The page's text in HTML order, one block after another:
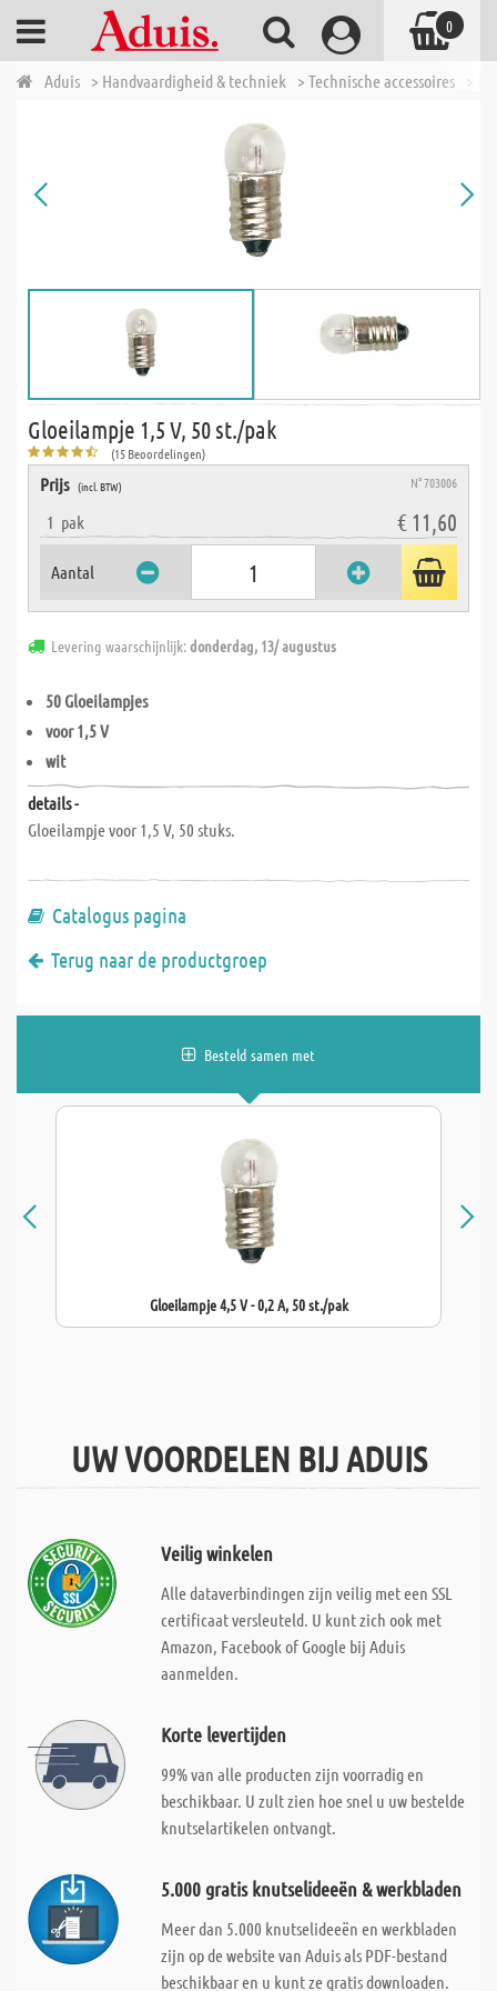
Aduis > Handvaardigheid & techniek > Technische accessoires >
Gloeilampje 1,5 V, 50 st./pak
(15 Beoordelingen)
Prijs (incl. BTW) N° 703006
1 pak € 11,60
Aantal
Levering waarschijnlijk:donderdag, 13/ augustus
50 Gloeilampjes
voor 1,5 V
wit
details -
Gloeilampje voor 1,5 V, 50 stuks.
Catalogus pagina
Terug naar de productgroep
Besteld samen met
Gloeilampje 4,5 V - 0,2 A, 50 st./pak
UW VOORDELEN BIJ ADUIS
Veilig winkelen
Alle dataverbindingen zijn veilig met een SSL
certificaat versleuteld. U kunt zich ook met
Amazon, Facebook of Google bij Aduis
aanmelden.
Korte levertijden
99% van alle producten zijn voorradig en
beschikbaar. U zult zien hoe snel u uw bestelde
knutselartikelen ontvangt.
5.000 gratis knutselideeën & werkbladen
Meer dan 5.000 knutselideeën en werkbladen
zijn op de website van Aduis als PDF-bestand
beschikbaar en u kunt ze gratis downloaden.
0